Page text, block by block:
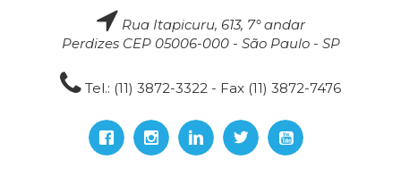
Rua Itapicuru, 613, 7° andar
Perdizes CEP 05006-000 - São Paulo - SP
Tel.: (11) 3872-3322 - Fax (11) 3872-7476